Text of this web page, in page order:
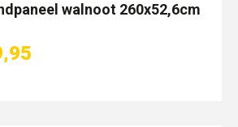
walnoot 260x52,6cm